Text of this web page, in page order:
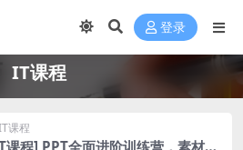
登录
IT课程
课程
课程] PPT全面进阶训练营，素材模